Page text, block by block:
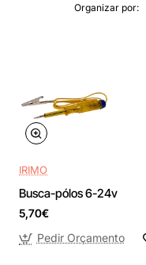
Organizar por:
IRIMO
Busca-pólos 6-24v
5,70€
Pedir Orçamento